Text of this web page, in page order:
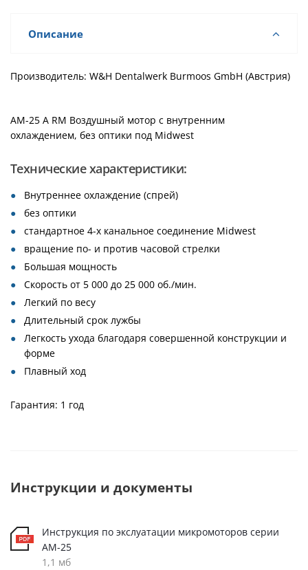
Описание
Производитель: W&H Dentalwerk Burmoos GmbH (Австрия)
AM-25 A RM Воздушный мотор с внутренним
охлаждением, без оптики под Midwest
Технические характеристики:
Внутреннее охлаждение (спрей)
без оптики
стандартное 4-х канальное соединение Midwest
вращение по- и против часовой стрелки
Большая мощность
Скорость от 5 000 до 25 000 об./мин.
Легкий по весу
Длительный срок лужбы
Легкость ухода благодаря совершенной конструкции и
форме
Плавный ход
Гарантия: 1 год
Инструкции и документы
Инструкция по экслуатации микромоторов серии
AM-25
1,1 мб